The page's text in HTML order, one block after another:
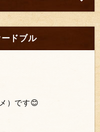
ドブル
）です😊